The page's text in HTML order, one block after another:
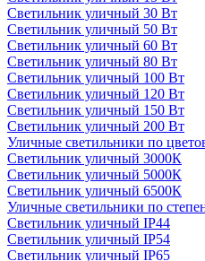
Светильник уличный 30 Вт
Светильник уличный 50 Вт
Светильник уличный 60 Вт
Светильник уличный 80 Вт
Светильник уличный 100 Вт
Светильник уличный 120 Вт
Светильник уличный 150 Вт
Светильник уличный 200 Вт
Уличные светильники по
Cветильник уличный 3000К
Cветильник уличный 5000К
Cветильник уличный 6500К
Уличные светильники по
Светильник уличный IP44
Светильник уличный IP54
Светильник уличный IP65